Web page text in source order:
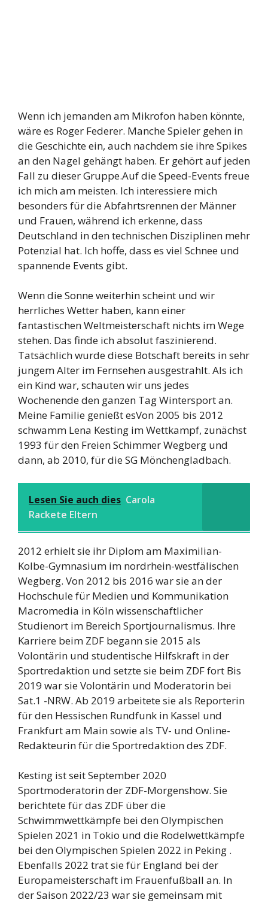
Wenn ich jemanden am Mikrofon haben könnte,
wäre es Roger Federer. Manche Spieler gehen in
die Geschichte ein, auch nachdem sie ihre Spikes
an den Nagel gehängt haben. Er gehört auf jeden
Fall zu dieser Gruppe.Auf die Speed-Events freue
ich mich am meisten. Ich interessiere mich
besonders für die Abfahrtsrennen der Männer
und Frauen, während ich erkenne, dass
Deutschland in den technischen Disziplinen mehr
Potenzial hat. Ich hoffe, dass es viel Schnee und
spannende Events gibt.
Wenn die Sonne weiterhin scheint und wir
herrliches Wetter haben, kann einer
fantastischen Weltmeisterschaft nichts im Wege
stehen. Das finde ich absolut faszinierend.
Tatsächlich wurde diese Botschaft bereits in sehr
jungem Alter im Fernsehen ausgestrahlt. Als ich
ein Kind war, schauten wir uns jedes
Wochenende den ganzen Tag Wintersport an.
Meine Familie genießt esVon 2005 bis 2012
schwamm Lena Kesting im Wettkampf, zunächst
1993 für den Freien Schimmer Wegberg und
dann, ab 2010, für die SG Mönchengladbach.
Lesen Sie auch dies Carola
Rackete Eltern
2012 erhielt sie ihr Diplom am Maximilian-
Kolbe-Gymnasium im nordrhein-westfälischen
Wegberg. Von 2012 bis 2016 war sie an der
Hochschule für Medien und Kommunikation
Macromedia in Köln wissenschaftlicher
Studienort im Bereich Sportjournalismus. Ihre
Karriere beim ZDF begann sie 2015 als
Volontärin und studentische Hilfskraft in der
Sportredaktion und setzte sie beim ZDF fort Bis
2019 war sie Volontärin und Moderatorin bei
Sat.1 -NRW. Ab 2019 arbeitete sie als Reporterin
für den Hessischen Rundfunk in Kassel und
Frankfurt am Main sowie als TV- und Online-
Redakteurin für die Sportredaktion des ZDF.
Kesting ist seit September 2020
Sportmoderatorin der ZDF-Morgenshow. Sie
berichtete für das ZDF über die
Schwimmwettkämpfe bei den Olympischen
Spielen 2021 in Tokio und die Rodelwettkämpfe
bei den Olympischen Spielen 2022 in Peking .
Ebenfalls 2022 trat sie für England bei der
Europameisterschaft im Frauenfußball an. In
der Saison 2022/23 war sie gemeinsam mit